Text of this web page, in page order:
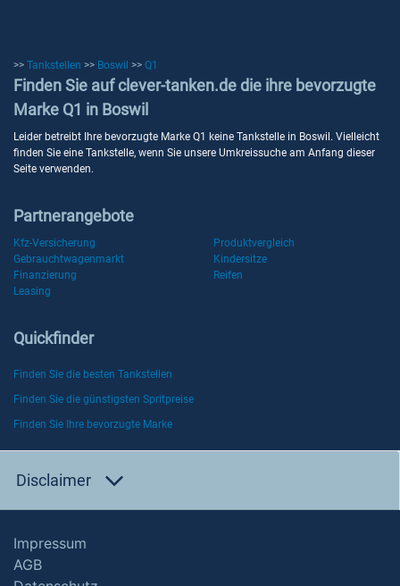
>> Tankstellen >> Boswil >> Q1
Finden Sie auf clever-tanken.de die ihre bevorzugte
Marke Q1 in Boswil
Leider betreibt Ihre bevorzugte Marke Q1 keine Tankstelle in Boswil. Vielleicht
finden Sie eine Tankstelle, wenn Sie unsere Umkreissuche am Anfang dieser
Seite verwenden.
Partnerangebote
Kfz-Versicherung
Produktvergleich
Gebrauchtwagenmarkt
Kindersitze
Finanzierung
Reifen
Leasing
Quickfinder
Finden Sie die besten Tankstellen
Finden Sie die günstigsten Spritpreise
Finden Sie Ihre bevorzugte Marke
Disclaimer
Impressum
AGB